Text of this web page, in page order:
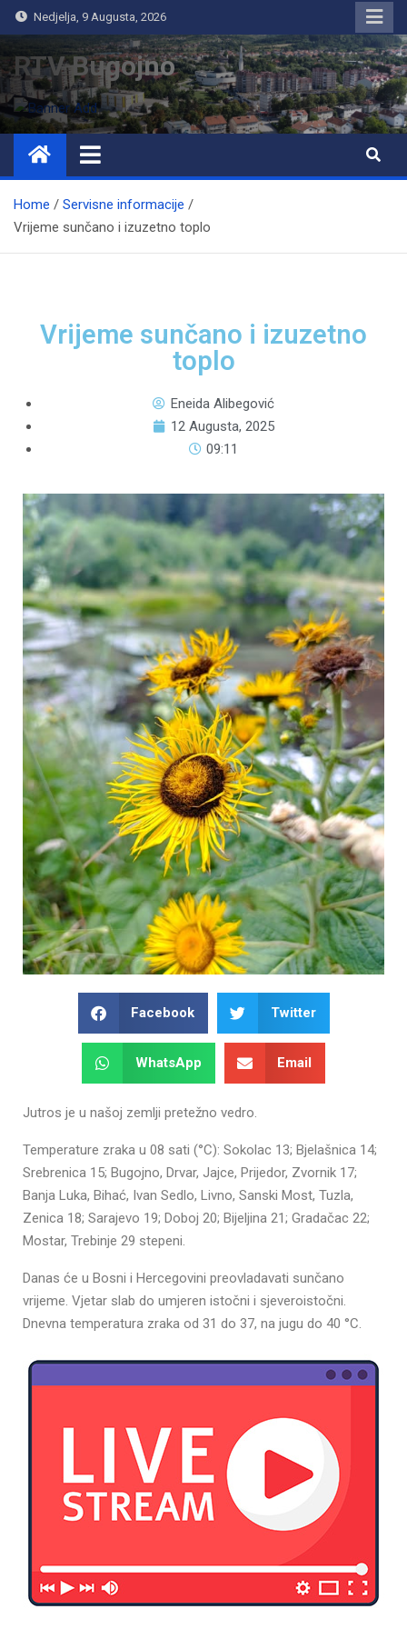
Nedjelja, 9 Augusta, 2026
RTV Bugojno
Home
Servisne informacije
Vrijeme sunčano i izuzetno toplo
Vrijeme sunčano i izuzetno
toplo
Eneida Alibegović
12 Augusta, 2025
09:11
Facebook Twitter
WhatsApp Email
Jutros je u našoj zemlji pretežno vedro.
Temperature zraka u 08 sati (°C): Sokolac 13; Bjelašnica 14;
Srebrenica 15; Bugojno, Drvar, Jajce, Prijedor, Zvornik 17;
Banja Luka, Bihać, Ivan Sedlo, Livno, Sanski Most, Tuzla,
Zenica 18; Sarajevo 19; Doboj 20; Bijeljina 21; Gradačac 22;
Mostar, Trebinje 29 stepeni.
Danas će u Bosni i Hercegovini preovladavati sunčano
vrijeme. Vjetar slab do umjeren istočni i sjeveroistočni.
Dnevna temperatura zraka od 31 do 37, na jugu do 40 °C.